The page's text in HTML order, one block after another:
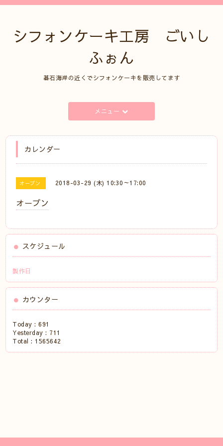
シフォンケーキ工房 ごいし
ふぉん
碁石海岸の近くでシフォンケーキを販売してます
メニュー
カレンダー
オープン 2018-03-29 (木) 10:30～17:00
オープン
スケジュール
製作日
カウンター
Today :691
Yesterday : 711
Total : 1565642